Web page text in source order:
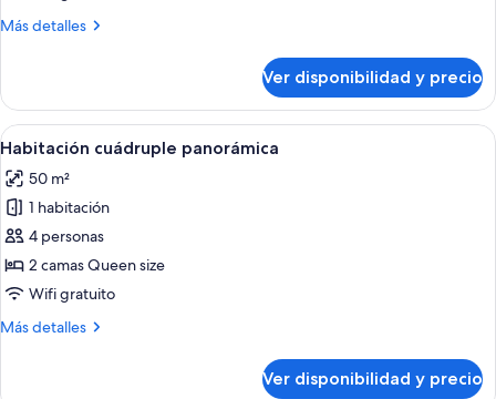
habitaciones,
Más detalles
Más
familiar,
habitaciones,
torre
Ver disponibilidad y precio
Ver
todas
las
fotos
de
Habitación
cuádruple
Habitación de hotel moderna con
7
Habitación cuádruple panorámica
50 m²
1 habitación
4 personas
2 camas Queen size
Wifi gratuito
Más detalles
Más
Ver disponibilidad y precio